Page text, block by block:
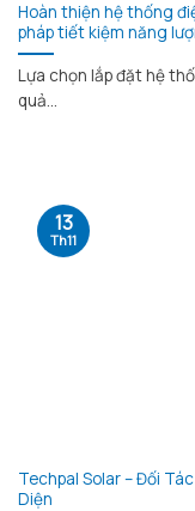
Hoàn thiện hệ thống
pháp tiết kiệm năng
Lựa chọn lắp đặt hệ
quả...
Techpal Solar – Đối
Diện
13
Th11